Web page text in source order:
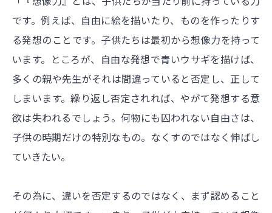
です。例えば、自由に絵を描いたり、ものを作ったりす
る発想のことです。子供たちは最初から想像力を持って
います。ところが、自由な発想で青いウサギを描けば、
多くの親や先生がそれは間違っていると否定し、正して
しまいます。繰り返し否定されれば、やがて発想する意
欲は失われるでしょう。何物にも囚われない自由さは、
子供の時期だけの特別なもの。なくすのではなく伸ばし
ていきたい。
その為に、違いを否定するのではなく、まず認めること